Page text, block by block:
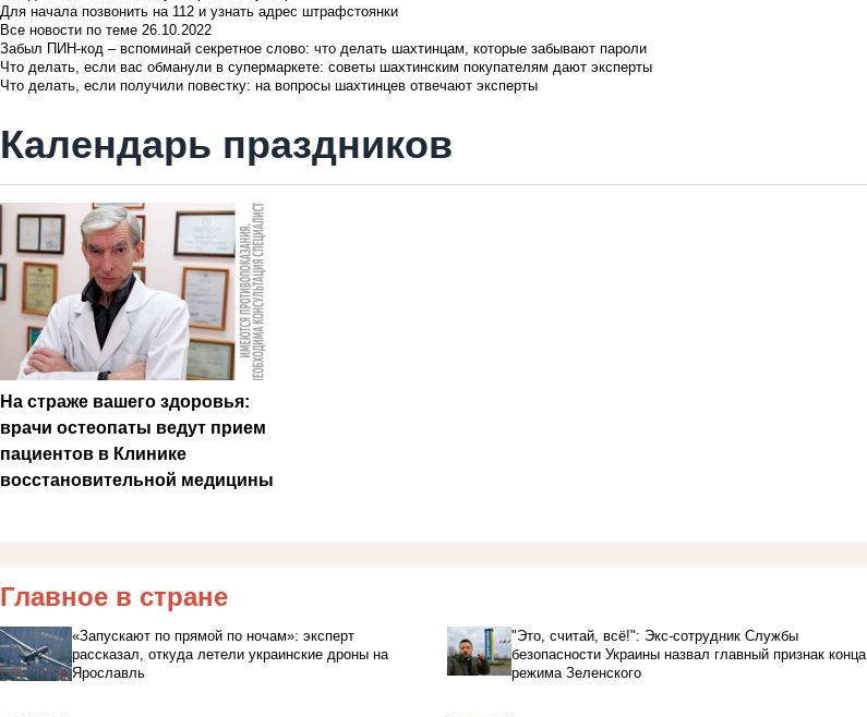
Для начала позвонить на 112 и узнать адрес штрафстоянки
Все новости по теме 26.10.2022
Забыл ПИН-код – вспоминай секретное слово: что делать шахтинцам, которые забывают пароли
Что делать, если вас обманули в супермаркете: советы шахтинским покупателям дают эксперты
Что делать, если получили повестку: на вопросы шахтинцев отвечают эксперты
Календарь праздников
На страже вашего здоровья:
врачи остеопаты ведут прием
пациентов в Клинике
восстановительной медицины
Главное в стране
«Запускают по прямой по ночам»: эксперт
рассказал, откуда летели украинские дроны на
Ярославль
"Это, считай, всё!": Экс-сотрудник Службы
безопасности Украины назвал главный признак конца
режима Зеленского